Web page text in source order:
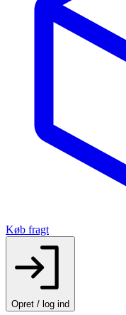
Køb fragt
Opret / log ind